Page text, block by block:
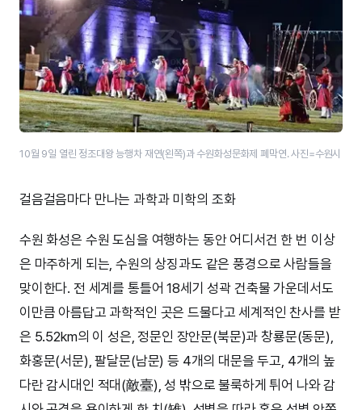
10월 9일 열린 정조대왕 능행차 재연(왼쪽)과 수원화성문화제 폐막연. 사진=수원시
걸음걸음마다 만나는 과학과 미학의 조화
수원 화성은 수원 도심을 여행하는 동안 어디서건 한 번 이상
은 마주하게 되는, 수원의 상징과도 같은 풍경으로 사람들을
맞이한다. 전 세계를 통틀어 18세기 성곽 건축물 가운데서도
이만큼 아름답고 과학적인 곳은 드물다고 세계적인 찬사를 받
은 5.52km의 이 성은, 정문인 장안문(북문)과 창룡문(동문),
화홍문(서문), 팔달문(남문) 등 4개의 대문을 두고, 4개의 높
다란 감시대인 적대(敵臺), 성 밖으로 불룩하게 튀어 나와 감